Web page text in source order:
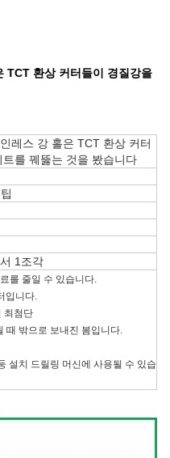
TCT 환상 커터들이 경질강을
레스 강 홀은 TCT 환상 커터
를 꿰뚫는 것을 봤습니다
1조각
를 줄일 수 있습니다.
입니다.
최첨단
때 밖으로 보내진 봄입니다.
설치 드릴링 머신에 사용될 수 있습